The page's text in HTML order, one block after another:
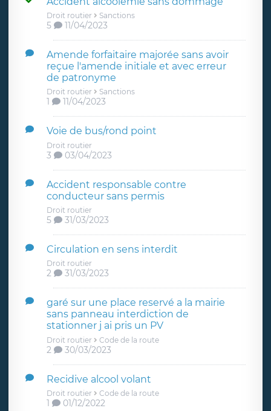
Droit routier Sanctions
5 11/04/2023
Amende forfaitaire majorée sans avoir
reçue l'amende initiale et avec erreur
de patronyme
Droit routier Sanctions
1 11/04/2023
Voie de bus/rond point
Droit routier
3 03/04/2023
Accident responsable contre
conducteur sans permis
Droit routier
5 31/03/2023
Circulation en sens interdit
Droit routier
2 31/03/2023
garé sur une place reservé a la mairie
sans panneau interdiction de
stationner j ai pris un PV
Droit routier Code de la route
2 30/03/2023
Recidive alcool volant
Droit routier Code de la route
1 01/12/2022